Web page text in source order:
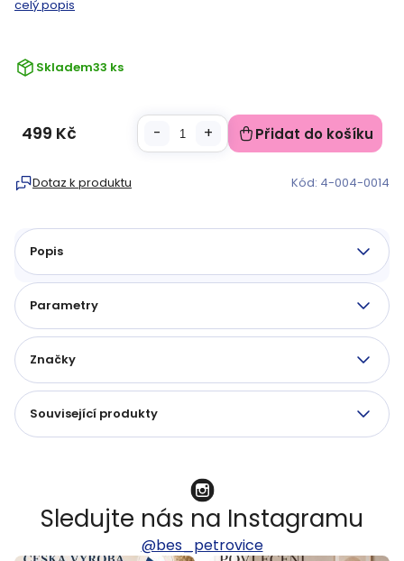
Skladem33 ks
celý popis
Dotaz k produktu Kód: 4-004-0014
499 Kč Přidat do košíku
Popis
Parametry
Značky
Související produkty
Sledujte nás na Instagramu
@bes_petrovice